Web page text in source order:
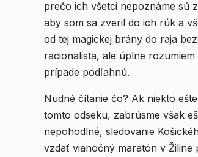
prečo ich všetci nepoznáme sú
aby som sa zveril do ich rúk a
od tej magickej brány do raja
racionalista, ale úplne
prípade podľahnú.
Nudné čítanie čo? Ak niekto
tomto odseku, zabrúsme však
nepohodlné, sledovanie
vzdať vianočný maratón v Žiline